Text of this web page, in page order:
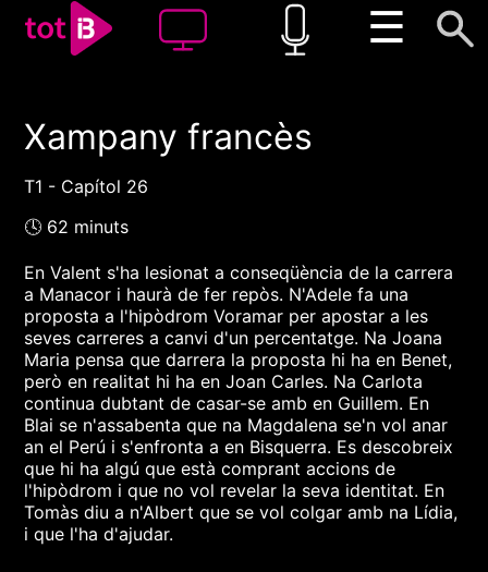
☰
00:00 00:00
Xampany francès
T1 - Capítol 26
🕓 62 minuts
En Valent s'ha lesionat a conseqüència de la carrera
a Manacor i haurà de fer repòs. N'Adele fa una
proposta a l'hipòdrom Voramar per apostar a les
seves carreres a canvi d'un percentatge. Na Joana
Maria pensa que darrera la proposta hi ha en Benet,
però en realitat hi ha en Joan Carles. Na Carlota
continua dubtant de casar-se amb en Guillem. En
Blai se n'assabenta que na Magdalena se'n vol anar
an el Perú i s'enfronta a en Bisquerra. Es descobreix
que hi ha algú que està comprant accions de
l'hipòdrom i que no vol revelar la seva identitat. En
Tomàs diu a n'Albert que se vol colgar amb na Lídia,
i que l'ha d'ajudar.